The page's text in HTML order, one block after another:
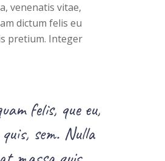
venenatis vitae,
dictum felis eu
pretium. Integer
felis, que eu,
sem. Nulla